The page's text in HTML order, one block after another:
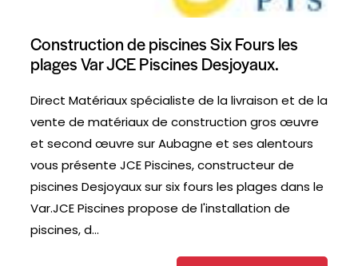
Construction de piscines Six Fours les
plages Var JCE Piscines Desjoyaux.
Direct Matériaux spécialiste de la livraison et de la
vente de matériaux de construction gros œuvre
et second œuvre sur Aubagne et ses alentours
vous présente JCE Piscines, constructeur de
piscines Desjoyaux sur six fours les plages dans le
Var.JCE Piscines propose de l'installation de
piscines, d...